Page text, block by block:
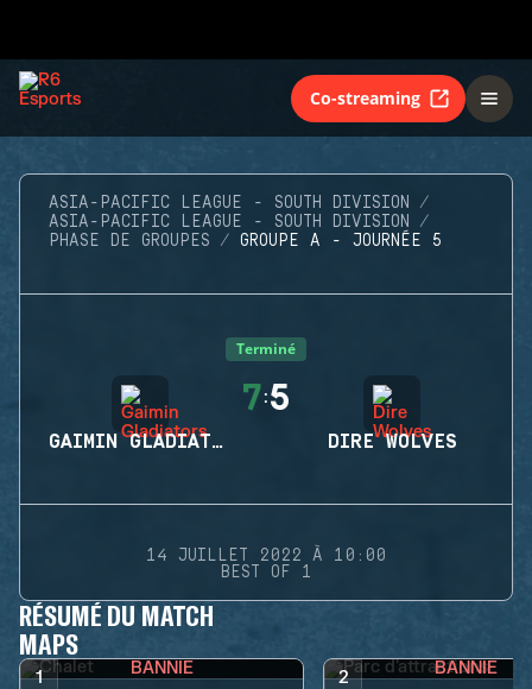
Co-streaming
ASIA-PACIFIC LEAGUE - SOUTH DIVISION
ASIA-PACIFIC LEAGUE - SOUTH DIVISION
PHASE DE GROUPES
GROUPE A - JOURNÉE 5
Terminé
GAIMIN GLADIATORS
7:5
DIRE WOLVES
14 JUILLET 2022 À 10:00
BEST OF 1
RÉSUMÉ DU MATCH
MAPS
1 BANNIE 2 BANNIE